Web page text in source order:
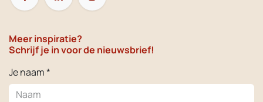
Meer inspiratie?
Schrijf je in voor de nieuwsbrief!
Je naam *